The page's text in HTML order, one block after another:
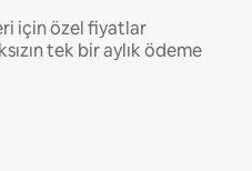
için özel fiyatlar
tek bir aylık ödeme